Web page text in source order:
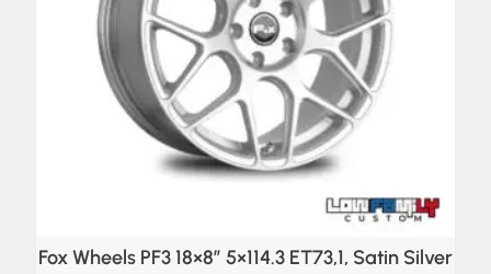
Fox Wheels PF3 18×8″ 5×114.3 ET73,1, Satin Silver